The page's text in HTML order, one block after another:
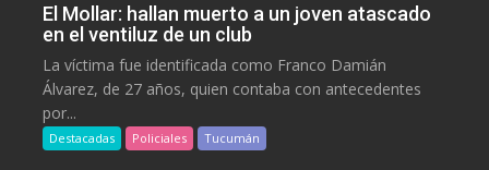
El Mollar: hallan muerto a un joven atascado
en el ventiluz de un club
La víctima fue identificada como Franco Damián
Álvarez, de 27 años, quien contaba con antecedentes
por...
Destacadas Policiales Tucumán